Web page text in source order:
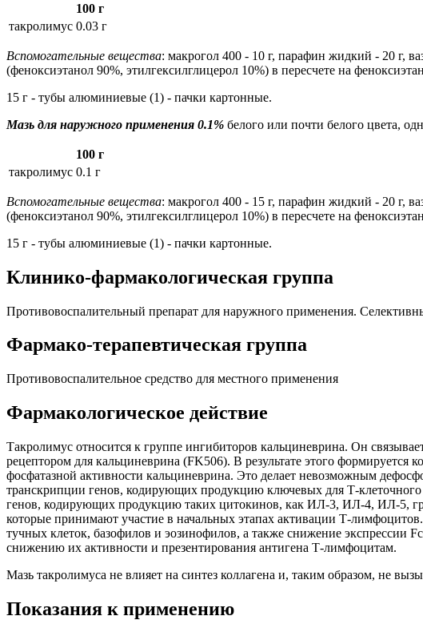
100 г
такролимус 0.03 г
Вспомогательные вещества: макрогол 400 - 10 г, парафин жидкий - 20 г,
(феноксиэтанол 90%, этилгексилглицерол 10%) в пересчете на
15 г - тубы алюминиевые (1) - пачки картонные.
Мазь для наружного применения 0.1% белого или почти белого цвета,
100 г
такролимус 0.1 г
Вспомогательные вещества: макрогол 400 - 15 г, парафин жидкий - 20 г,
(феноксиэтанол 90%, этилгексилглицерол 10%) в пересчете на
15 г - тубы алюминиевые (1) - пачки картонные.
Клинико-фармакологическая группа
Противовоспалительный препарат для наружного применения.
Фармако-терапевтическая группа
Противовоспалительное средство для местного применения
Фармакологическое действие
Такролимус относится к группе ингибиторов кальциневрина. Он
рецептором для кальциневрина (FK506). В результате этого
фосфатазной активности кальциневрина. Это делает невозможным
транскрипции генов, кодирующих продукцию ключевых для Т-
генов, кодирующих продукцию таких цитокинов, как ИЛ-3, ИЛ-4, ИЛ-5,
которые принимают участие в начальных этапах активации Т-
тучных клеток, базофилов и эозинофилов, а также снижение экспрессии
снижению их активности и презентирования антигена Т-лимфоцитам.
Мазь такролимуса не влияет на синтез коллагена и, таким образом, не
Показания к применению